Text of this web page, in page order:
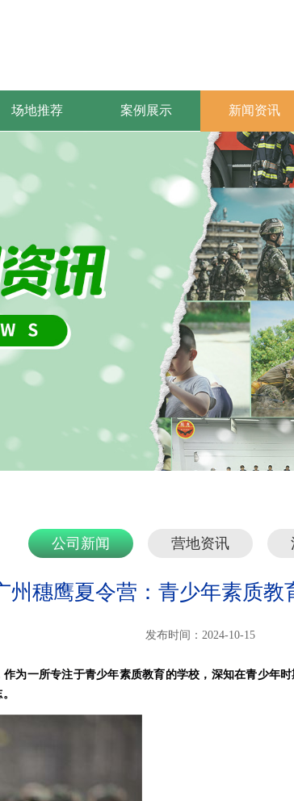
场地推荐 案例展示 新闻资讯
公司新闻 营地资讯
州穗鹰夏令营：青少年素质教
发布时间：2024-10-15
作为一所专注于青少年素质教育的学校，深知在青少年